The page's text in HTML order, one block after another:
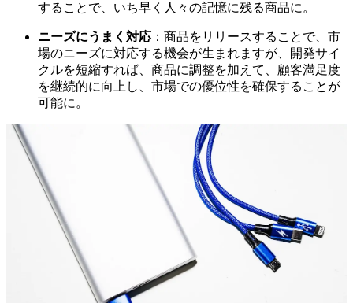
することで、いち早く人々の記憶に残る商品に。
ニーズにうまく対応 ：商品をリリースすることで、市
場のニーズに対応する機会が生まれますが、開発サイ
クルを短縮すれば、商品に調整を加えて、顧客満足度
を継続的に向上し、市場での優位性を確保することが
可能に。